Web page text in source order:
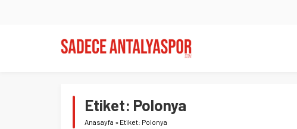
Etiket: Polonya
Anasayfa » Etiket: Polonya